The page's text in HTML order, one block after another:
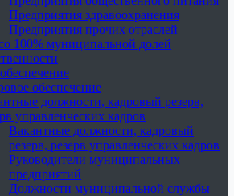
Предприятия здравоохранения
Предприятия прочих отраслей
100% муниципальной долей
обеспечение
должности, кадровый резерв,
управленческих кадров
Вакантные должности, кадровый
резерв, резерв управленческих кадров
Руководители муниципальных
предприятий
Должности муниципальной службы